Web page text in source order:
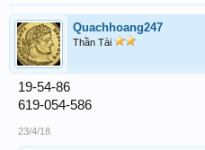
Quachhoang247
Thần Tài
19-54-86
619-054-586
23/4/18